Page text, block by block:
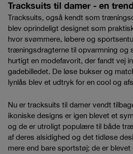
Tracksuits til damer - en
Tracksuits, også kendt som
blev oprindeligt designet som
hvor svømmere, løbere og
træningsdragterne til opvarmning og
hurtigt en modefavorit, der fandt vej
gadebilledet. De løse bukser og
lynlås blev et udtryk for en cool og
Nu er tracksuits til damer vendt
ikoniske designs er igen blevet et
og de er utroligt populære til både
af deres alsidighed og det tidløse
mere end bare sportstøj; de er